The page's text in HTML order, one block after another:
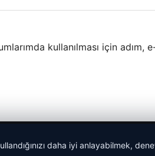
kullanılması için
daha iyi anlayabilmek,